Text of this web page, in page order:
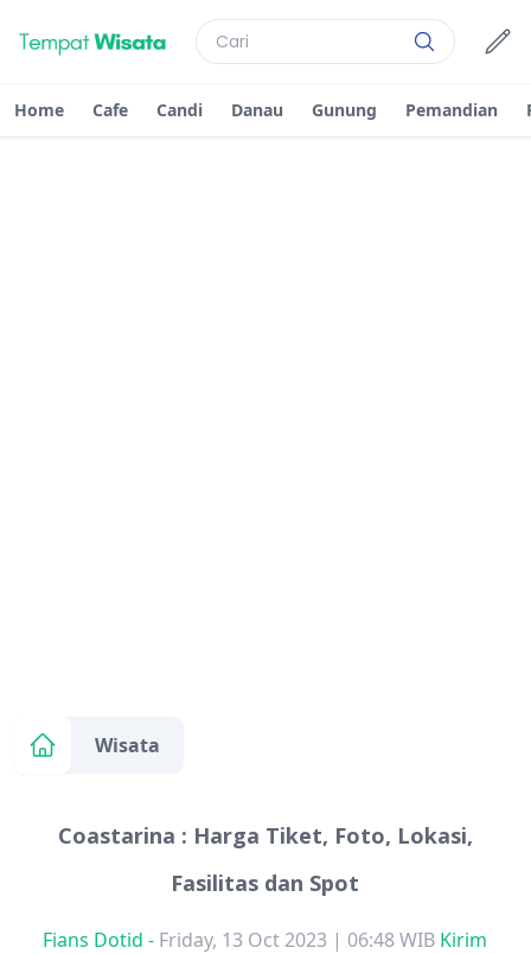
Home Cafe Candi Danau Gunung Pemandian
Wisata
Coastarina : Harga Tiket, Foto, Lokasi,
Fasilitas dan Spot
Fians Dotid - Friday, 13 Oct 2023 | 06:48 WIB Kirim